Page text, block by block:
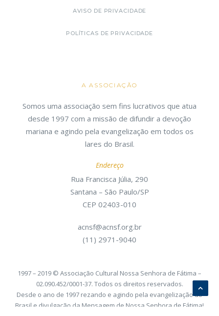
AVISO DE PRIVACIDADE
POLÍTICAS DE PRIVACIDADE
A ASSOCIAÇÃO
Somos uma associação sem fins lucrativos que atua
desde 1997 com a missão de difundir a devoção
mariana e agindo pela evangelização em todos os
lares do Brasil.
Endereço
Rua Francisca Júlia, 290
Santana – São Paulo/SP
CEP 02403-010
acnsf@acnsf.org.br
(11) 2971-9040
1997 – 2019 © Associação Cultural Nossa Senhora de Fátima –
02.090.452/0001-37. Todos os direitos reservados.
Desde o ano de 1997 rezando e agindo pela evangelização do
Brasil e divulgação da Mensagem de Nossa Senhora de Fátima!